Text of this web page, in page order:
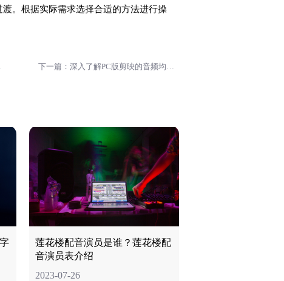
。根据实际需求选择合适的方法进行操
技巧 下一篇：深入了解PC版剪映的音频均衡器选项
莲花楼配音演员是谁？莲花楼配
音演员表介绍
2023-07-26